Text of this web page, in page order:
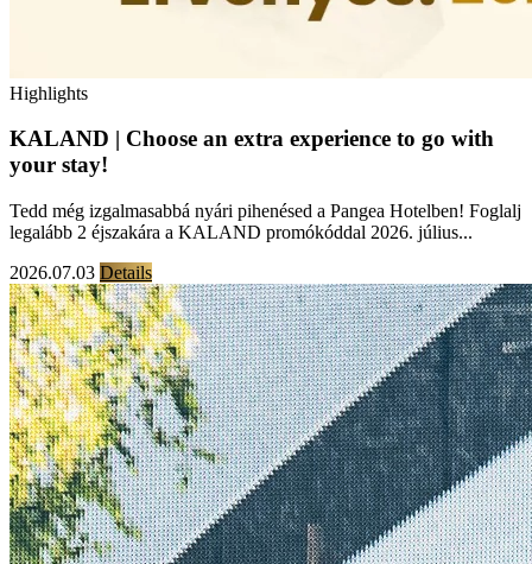
Highlights
KALAND | Choose an extra experience to go with
your stay!
Tedd még izgalmasabbá nyári pihenésed a Pangea Hotelben! Foglalj
legalább 2 éjszakára a KALAND promókóddal 2026. július...
2026.07.03 Details